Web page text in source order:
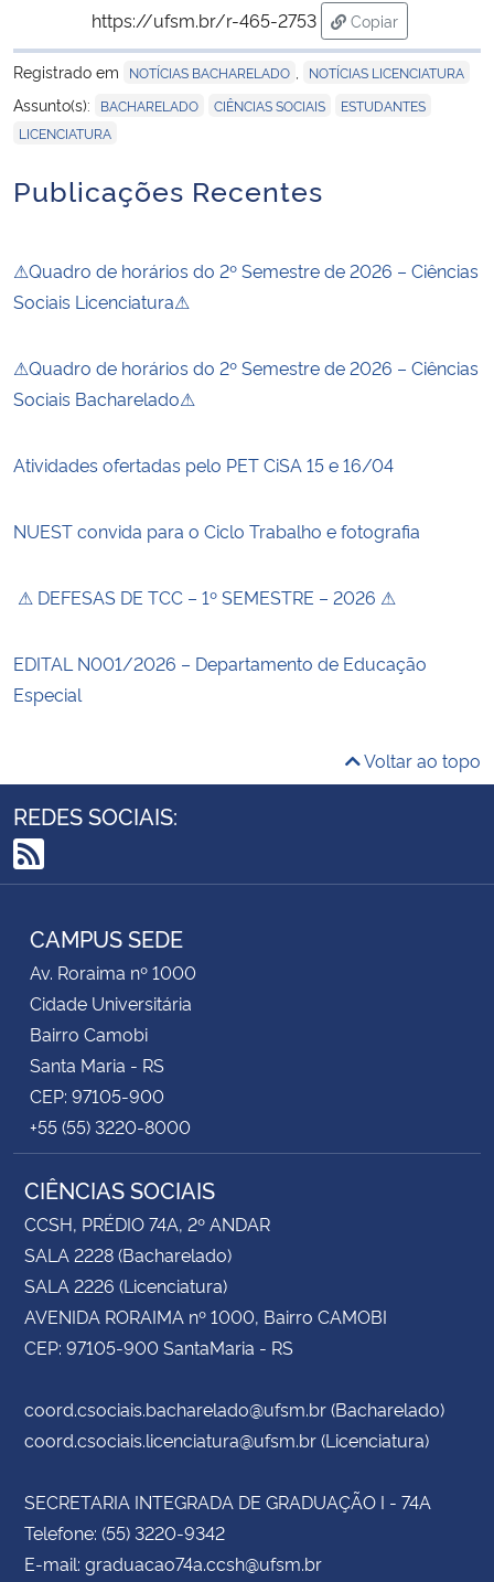
https://ufsm.br/r-465-2753
Copiar
para área de
Registrado em
NOTÍCIAS BACHARELADO NOTÍCIAS LICENCIATURA
Assunto(s): BACHARELADO CIÊNCIAS SOCIAIS ESTUDANTES
LICENCIATURA
Publicações Recentes
⚠Quadro de horários do 2º Semestre de 2026 – Ciências
Sociais Licenciatura⚠
⚠Quadro de horários do 2º Semestre de 2026 – Ciências
Sociais Bacharelado⚠
Atividades ofertadas pelo PET CiSA 15 e 16/04
NUEST convida para o Ciclo Trabalho e fotografia
⚠ DEFESAS DE TCC – 1º SEMESTRE – 2026 ⚠
EDITAL N001/2026 – Departamento de Educação
Especial
Voltar ao topo
REDES SOCIAIS:
RSS
CAMPUS SEDE
Av. Roraima nº 1000
Cidade Universitária
Bairro Camobi
Santa Maria - RS
CEP: 97105-900
+55 (55) 3220-8000
CIÊNCIAS SOCIAIS
CCSH, PRÉDIO 74A, 2º ANDAR
SALA 2228 (Bacharelado)
SALA 2226 (Licenciatura)
AVENIDA RORAIMA nº 1000, Bairro CAMOBI
CEP: 97105-900 SantaMaria - RS
coord.csociais.bacharelado@ufsm.br (Bacharelado)
coord.csociais.licenciatura@ufsm.br (Licenciatura)
SECRETARIA INTEGRADA DE GRADUAÇÃO I - 74A
Telefone: (55) 3220-9342
E-mail: graduacao74a.ccsh@ufsm.br